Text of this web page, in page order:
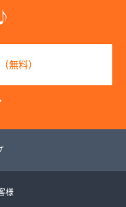
無料）
様